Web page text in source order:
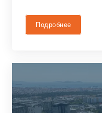
Подробнее